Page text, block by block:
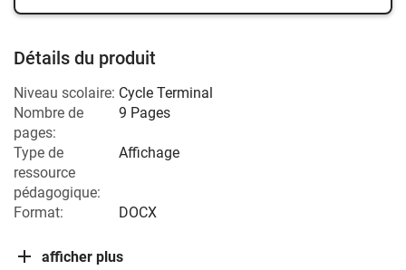
Détails du produit
Niveau scolaire: Cycle Terminal
Nombre de
pages:
9 Pages
Type de
ressource
pédagogique:
Affichage
Format: DOCX
afficher plus